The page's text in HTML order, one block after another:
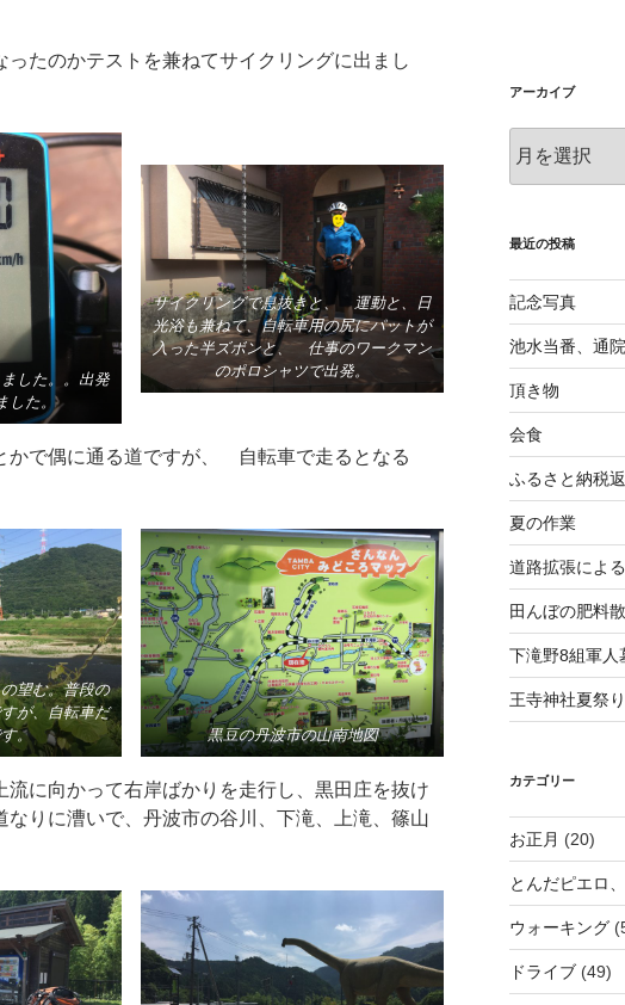
たのかテストを兼ねてサイクリングに出まし
した。。出発
した。
サイクリングで息抜きと、 運動と、日
光浴も兼ねて、自転車用の尻にパットが
入った半ズボンと、 仕事のワークマン
のポロシャツで出発。
かで偶に通る道ですが、 自転車で走るとなる
望む。普段の
が、自転車だ
。
黒豆の丹波市の山南地図
流に向かって右岸ばかりを走行し、黒田庄を抜け
なりに漕いで、丹波市の谷川、下滝、上滝、篠山
アーカイブ
ー
ブ
最近の投稿
記念写真
池水当番、通院
頂き物
会食
ふるさと納税返
夏の作業
道路拡張によ
田んぼの肥料
下滝野8組軍人
王寺神社夏祭
カテゴリー
お正月 (20)
とんだピエロ
ウォーキング
ドライブ(49)